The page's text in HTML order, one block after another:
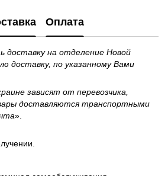
Оплата
на отделение Новой
доставку, по указанному Вами
зависят от перевозчика,
доставляются транспортными
».